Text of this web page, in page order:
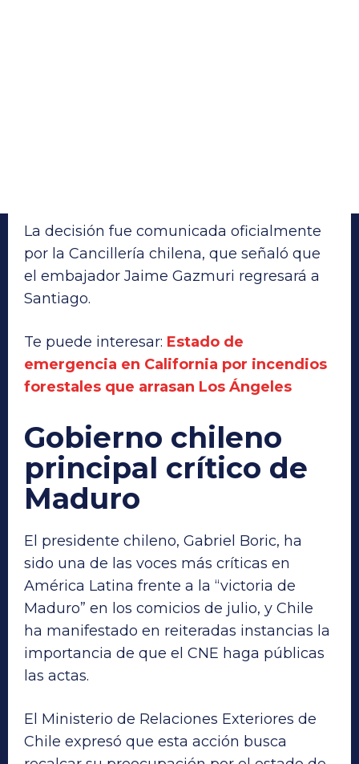
La decisión fue comunicada oficialmente
por la Cancillería chilena, que señaló que
el embajador Jaime Gazmuri regresará a
Santiago.
Te puede interesar: Estado de
emergencia en California por incendios
forestales que arrasan Los Ángeles
Gobierno chileno
principal crítico de
Maduro
El presidente chileno, Gabriel Boric, ha
sido una de las voces más críticas en
América Latina frente a la “victoria de
Maduro” en los comicios de julio, y Chile
ha manifestado en reiteradas instancias la
importancia de que el CNE haga públicas
las actas.
El Ministerio de Relaciones Exteriores de
Chile expresó que esta acción busca